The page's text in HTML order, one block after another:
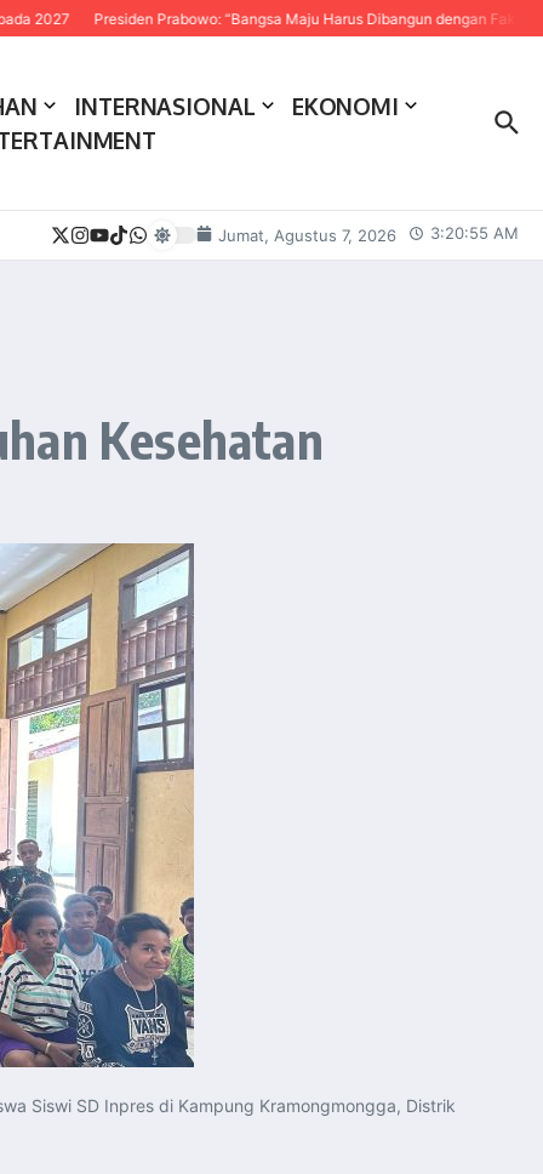
Presiden Prabowo: “Bangsa Maju Harus Dibangun dengan Fakta dan Sains”
INTERNASIONAL
EKONOMI
Jumat, Agustus 7, 2026 3:20:56 AM
Kesehatan
Siswi SD Inpres di Kampung Kramongmongga, Distrik